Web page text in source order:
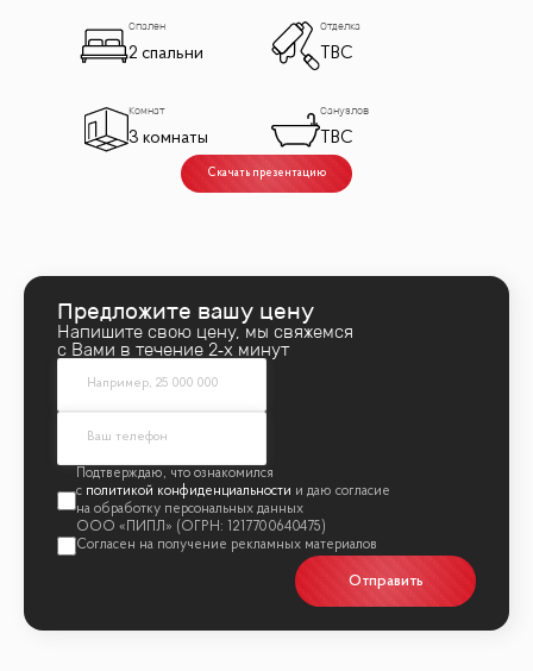
Спален
2 спальни
Отделка
TBC
Комнат
3 комнаты
Санузлов
TBC
Скачать презентацию
Предложите вашу цену
Напишите свою цену, мы свяжемся
с Вами в течение 2‑х минут
политикой конфиденциальности
Отправить